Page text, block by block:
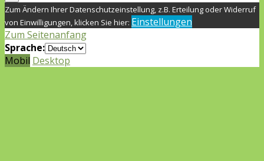
Zum Ändern Ihrer Datenschutzeinstellung, z.B. Erteilung oder Widerruf
von Einwilligungen, klicken Sie hier: Einstellungen
Zum Seitenanfang
Sprache:
Mobil Desktop